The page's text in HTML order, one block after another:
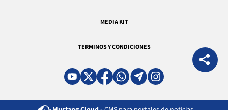
MEDIA KIT
TERMINOS Y CONDICIONES